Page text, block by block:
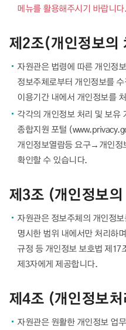
메뉴를 활용해주시기 바랍니다.
제2조(개인정보의
자원관은 법령에 따른 개인정
정보주체로부터 개인정보를
이용기간 내에서 개인정보를
각각의 개인정보 처리 및 보유
종합지원 포털
개인정보열람등 요구→개인정
확인할 수 있습니다.
제3조 (개인정보
자원관은 정보주체의 개인정
명시한 범위 내에서만 처리하
규정 등 개인정보 보호법 제17
제3자에게 제공합니다.
제4조 (개인정보
자원관은 원활한 개인정보 업